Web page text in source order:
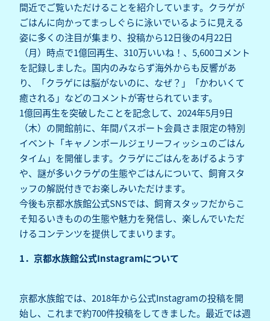
間近でご覧いただけることを紹介しています。クラゲが
ごはんに向かってまっしぐらに泳いでいるように見える
姿に多くの注目が集まり、投稿から12日後の4月22日
（月）時点で1億回再生、310万いいね！、5,600コメント
を記録しました。国内のみならず海外からも反響があ
り、「クラゲには脳がないのに、なぜ？」「かわいくて
癒される」などのコメントが寄せられています。
1億回再生を突破したことを記念して、2024年5月9日
（木）の開館前に、年間パスポート会員さま限定の特別
イベント「キャノンボールジェリーフィッシュのごはん
タイム」を開催します。クラゲにごはんをあげるようす
や、謎が多いクラゲの生態やごはんについて、飼育スタ
ッフの解説付きでお楽しみいただけます。
今後も京都水族館公式SNSでは、飼育スタッフだからこ
そ知るいきものの生態や魅力を発信し、楽しんでいただ
けるコンテンツを提供してまいります。
1．京都水族館公式Instagramについて
京都水族館では、2018年から公式Instagramの投稿を開
始し、これまで約700件投稿をしてきました。最近では週